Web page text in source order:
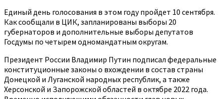
Единый день голосования в этом году пройдет 10 сентября.
Как сообщали в ЦИК, запланированы выборы 20
губернаторов и дополнительные выборы депутатов
Госдумы по четырем одномандатным округам.
Президент России Владимир Путин подписал федеральные
конституционные законы о вхождении в состав страны
Донецкой и Луганской народных республик, а также
Херсонской и Запорожской областей в октябре 2022 года.